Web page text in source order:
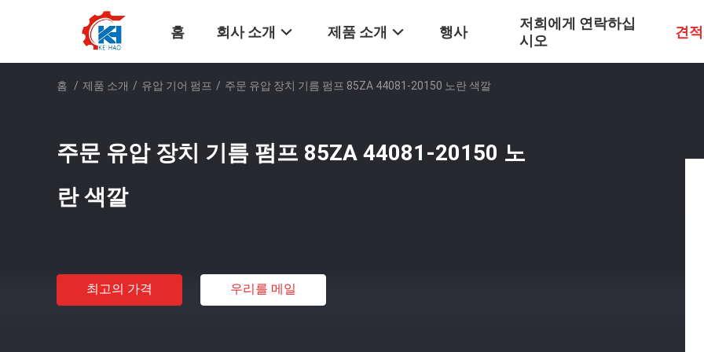
홈 회사 소개 제품 소개 행사
저희에게 연락하십
시오
견
홈 / 제품 소개 / 유압 기어 펌프 / 주문 유압 장치 기름 펌프 85ZA 44081-20150 노란 색깔
주문 유압 장치 기름 펌프 85ZA 44081-20150 노
란 색깔
최고의 가격 우리를 메일